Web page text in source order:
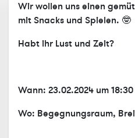
Wir wollen uns einen
mit Snacks und Spielen. 🤓
Habt ihr Lust und Zeit?
Wann: 23.02.2024 um
Wo: Begegnungsraum,